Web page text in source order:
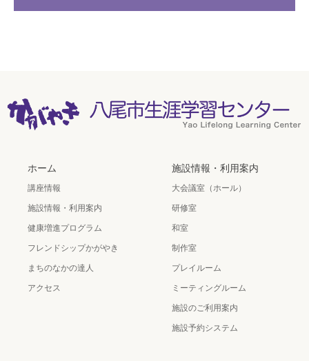
ホーム
講座情報
施設情報・利用案内
健康増進プログラム
フレンドシップかがやき
まちのなかの達人
アクセス
施設情報・利用案内
大会議室（ホール）
研修室
和室
制作室
プレイルーム
ミーティングルーム
施設のご利用案内
施設予約システム